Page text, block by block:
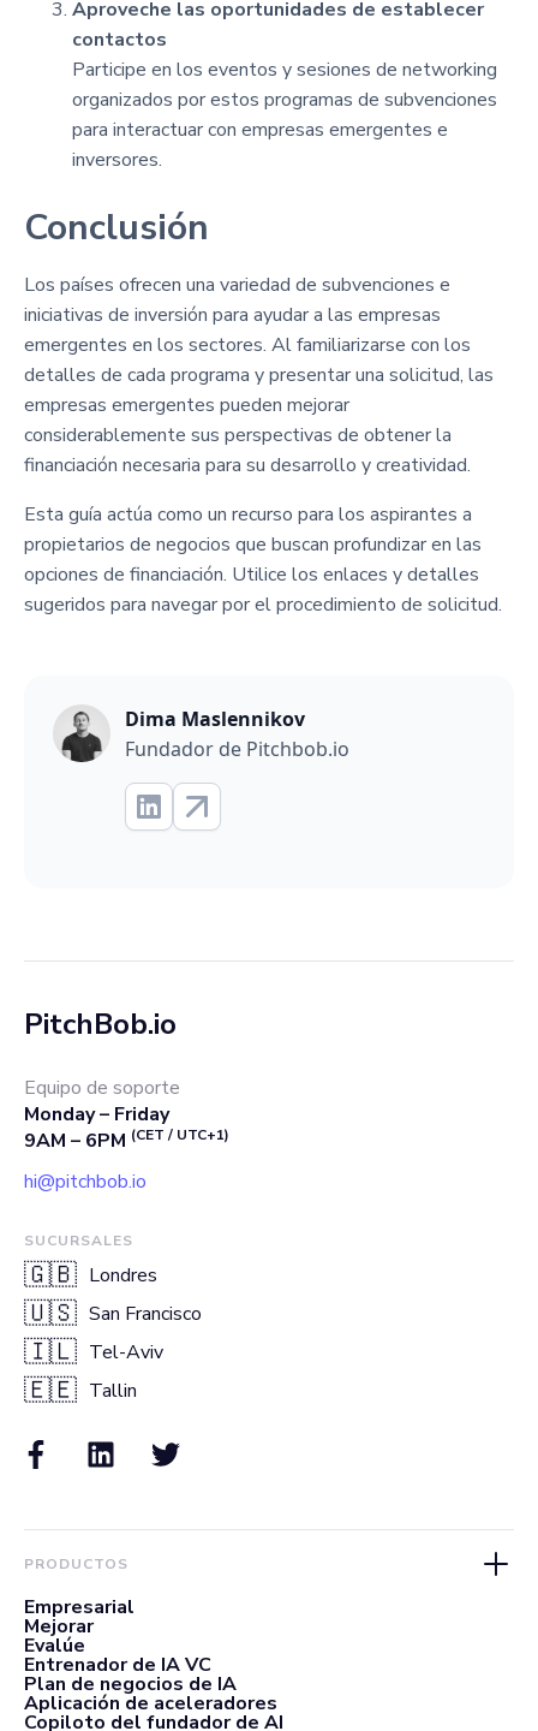
Aproveche las oportunidades de establecer
contactos
Participe en los eventos y sesiones de networking
organizados por estos programas de subvenciones
para interactuar con empresas emergentes e
inversores.
Conclusión
Los países ofrecen una variedad de subvenciones e
iniciativas de inversión para ayudar a las empresas
emergentes en los sectores. Al familiarizarse con los
detalles de cada programa y presentar una solicitud, las
empresas emergentes pueden mejorar
considerablemente sus perspectivas de obtener la
financiación necesaria para su desarrollo y creatividad.
Esta guía actúa como un recurso para los aspirantes a
propietarios de negocios que buscan profundizar en las
opciones de financiación. Utilice los enlaces y detalles
sugeridos para navegar por el procedimiento de solicitud.
Dima Maslennikov
Fundador de Pitchbob.io
PitchBob.io
Equipo de soporte
Monday – Friday
9AM – 6PM (CET / UTC+1)
hi@pitchbob.io
SUCURSALES
🇬🇧 Londres
🇺🇸 San Francisco
🇮🇱 Tel-Aviv
🇪🇪 Tallin
PRODUCTOS
Empresarial
Mejorar
Evalúe
Entrenador de IA VC
Plan de negocios de IA
Aplicación de aceleradores
Copiloto del fundador de AI